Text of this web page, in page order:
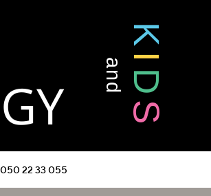
K
I
D
S
and
050 22 33 055